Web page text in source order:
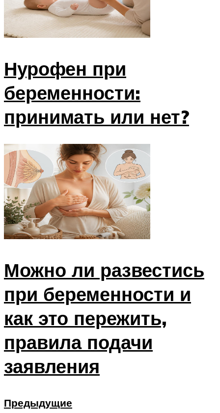
Нурофен при
беременности:
принимать или нет?
Можно ли развестись
при беременности и
как это пережить,
правила подачи
заявления
Предыдущие